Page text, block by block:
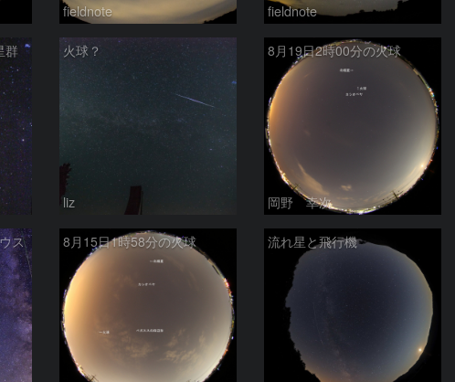
fieldnote fieldnote
群 火球？
liz
8月19日2時00分の火球
岡野 幸次
ス 8月15日1時58分の火球 流れ星と飛行機